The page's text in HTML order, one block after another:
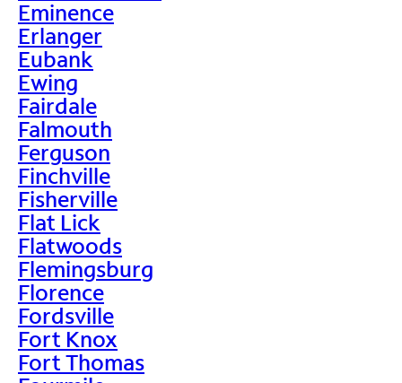
Eminence
Erlanger
Eubank
Ewing
Fairdale
Falmouth
Ferguson
Finchville
Fisherville
Flat Lick
Flatwoods
Flemingsburg
Florence
Fordsville
Fort Knox
Fort Thomas